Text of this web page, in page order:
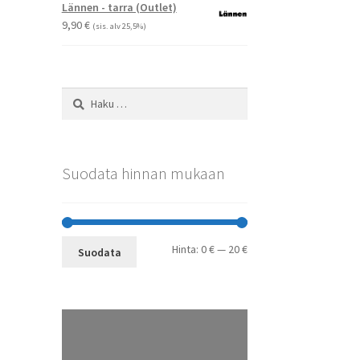
Lännen - tarra (Outlet)
9,90€ (sis. alv 25,5%)
Haku:
Suodata hinnan mukaan
Minimihinta
Maksimihinta
Suodata Hinta: 0 €— 20 €